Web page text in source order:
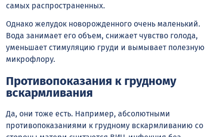
самых распространенных.
Однако желудок новорожденного очень маленький.
Вода занимает его объем, снижает чувство голода,
уменьшает стимуляцию груди и вымывает полезную
микрофлору.
Противопоказания к грудному
вскармливания
Да, они тоже есть. Например, абсолютными
противопоказаниями к грудному вскармливанию со